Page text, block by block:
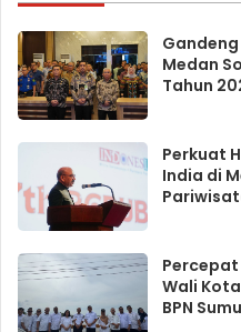
Medan
Tahun
Perkuat
India di
Wali
BPN